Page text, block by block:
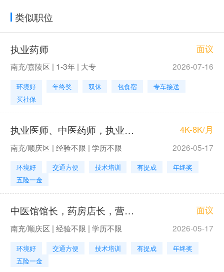
类似职位
执业药师 面议
南充/嘉陵区 | 1-3年 | 大专 2026-07-16
环境好 年终奖 双休 包食宿
专车接送
买社保
执业医师、中医药师，执业中医师 4K-8K/月
南充/顺庆区 | 经验不限 | 学历不限 2026-05-17
环境好 交通方便 技术培训 有提成
年终奖
五险一金
中医馆馆长，药房店长，营业员，收银员 面议
南充/顺庆区 | 经验不限 | 学历不限 2026-05-17
环境好 交通方便 技术培训 有提成
年终奖
五险一金